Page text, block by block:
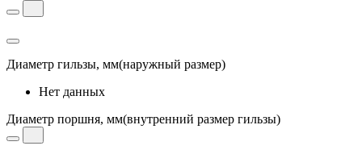
Диаметр гильзы, мм(наружный размер)
Нет данных
Диаметр поршня, мм(внутренний размер гильзы)